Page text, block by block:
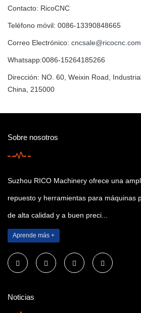
Contacto: RicoCNC
Teléfono móvil: 0086-13390848665
Correo Electrónico: cncsale@ricocnc.com
Whatsapp:0086-15264185266
Dirección: NO. 60, Weixin Road,
China, 215000
Sobre nosotros
Suzhou RICO Machinery ofrece una
repuesto y herramientas para máquinas
de alta calidad y a buen preci...
Aprende más +
Noticias